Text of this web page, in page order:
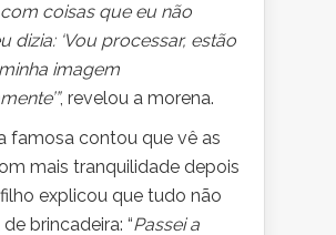
coisas que eu não
dizia: ‘Vou processar, estão
imagem
, revelou a morena.
famosa contou que vê as
mais tranquilidade depois
explicou que tudo não
brincadeira: “Passei a